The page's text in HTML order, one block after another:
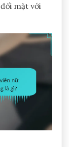
mặt với